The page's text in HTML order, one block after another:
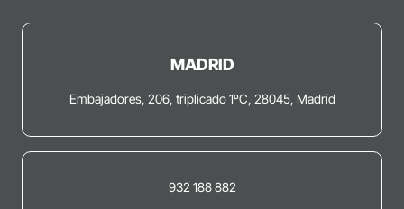
MADRID
Embajadores, 206, triplicado 1ºC, 28045, Madrid
932 188 882